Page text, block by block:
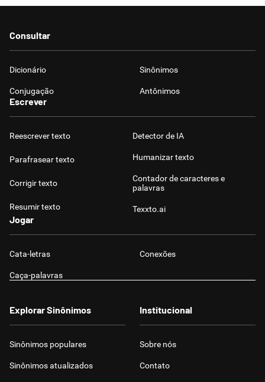
Consultar
Dicionário Sinônimos
Conjugação Antônimos
Escrever
Reescrever texto
Parafrasear texto
Corrigir texto
Resumir texto
Detector de IA
Humanizar texto
Contador de caracteres e
palavras
Texxto.ai
Jogar
Cata-letras Conexões
Caça-palavras
Explorar Sinônimos
Sinônimos populares
Sinônimos atualizados
Institucional
Sobre nós
Contato